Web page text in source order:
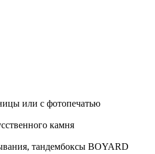
или с фотопечатью
камня
тандембоксы BOYARD